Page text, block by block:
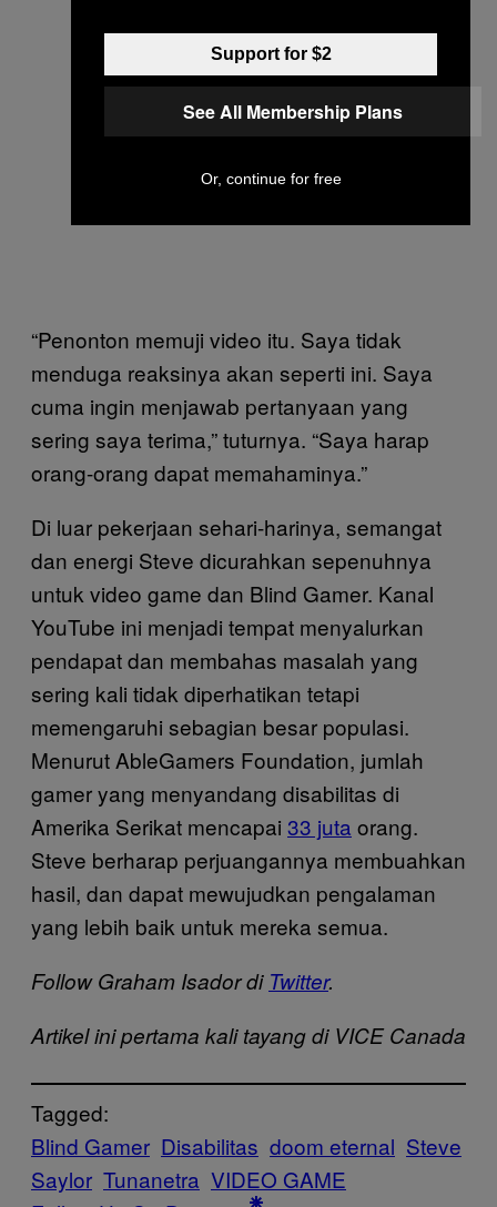
“Penonton memuji video itu. Saya tidak
menduga reaksinya akan seperti ini. Saya
cuma ingin menjawab pertanyaan yang
sering saya terima,” tuturnya. “Saya harap
orang-orang dapat memahaminya.”
Di luar pekerjaan sehari-harinya, semangat
dan energi Steve dicurahkan sepenuhnya
untuk video game dan Blind Gamer. Kanal
YouTube ini menjadi tempat menyalurkan
pendapat dan membahas masalah yang
sering kali tidak diperhatikan tetapi
memengaruhi sebagian besar populasi.
Menurut AbleGamers Foundation, jumlah
gamer yang menyandang disabilitas di
Amerika Serikat mencapai 33 juta orang.
Steve berharap perjuangannya membuahkan
hasil, dan dapat mewujudkan pengalaman
yang lebih baik untuk mereka semua.
Follow Graham Isador di Twitter.
Artikel ini pertama kali tayang di VICE Canada
Tagged:
Blind Gamer Disabilitas doom eternal Steve
Saylor Tunanetra VIDEO GAME
Support for $2
See All Membership Plans
Or, continue for free